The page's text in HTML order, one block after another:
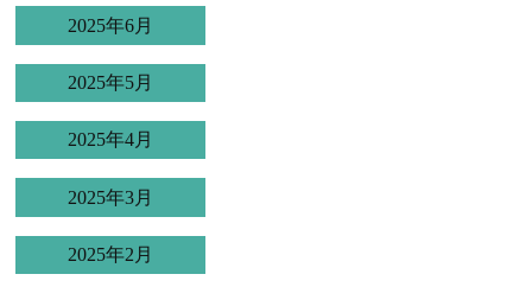
2025年6月
2025年5月
2025年4月
2025年3月
2025年2月